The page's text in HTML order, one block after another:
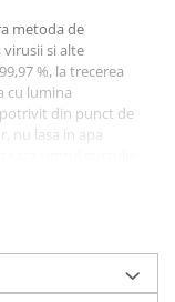
metoda de
virusii si alte
%, la trecerea
cu lumina
din punct de
nu lasa in apa
si a altor